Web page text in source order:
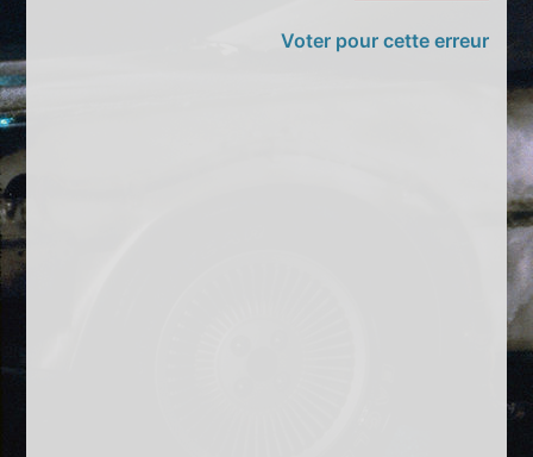
Voter pour cette erreur